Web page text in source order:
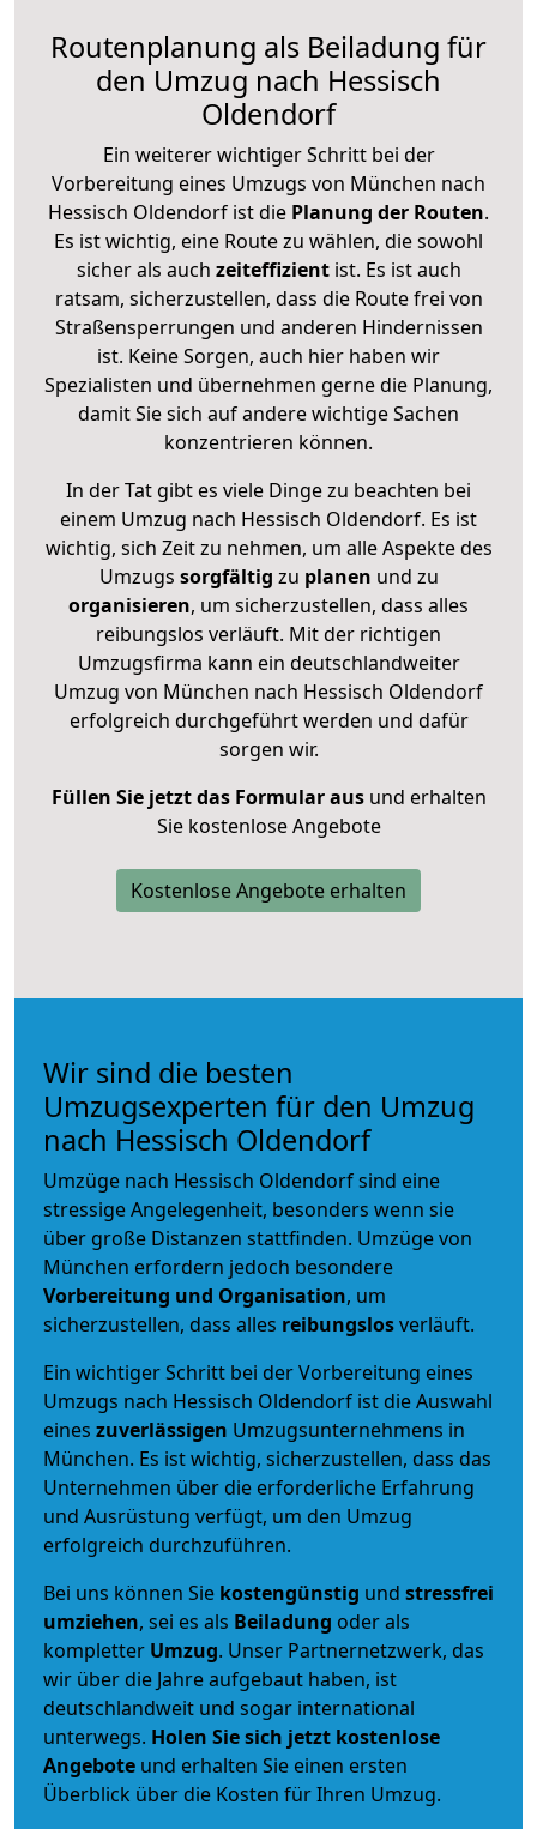
Routenplanung als Beiladung für
den Umzug nach Hessisch
Oldendorf
Ein weiterer wichtiger Schritt bei der
Vorbereitung eines Umzugs von München nach
Hessisch Oldendorf ist die Planung der Routen.
Es ist wichtig, eine Route zu wählen, die sowohl
sicher als auch zeiteffizientist. Es ist auch
ratsam, sicherzustellen, dass die Route frei von
Straßensperrungen und anderen Hindernissen
ist. Keine Sorgen, auch hier haben wir
Spezialisten und übernehmen gerne die Planung,
damit Sie sich auf andere wichtige Sachen
konzentrieren können.
In der Tat gibt es viele Dinge zu beachten bei
einem Umzug nach Hessisch Oldendorf. Es ist
wichtig, sich Zeit zu nehmen, um alle Aspekte des
Umzugs sorgfältig zu planen und zu
organisieren, um sicherzustellen, dass alles
reibungslos verläuft. Mit der richtigen
Umzugsfirma kann ein deutschlandweiter
Umzug von München nach Hessisch Oldendorf
erfolgreich durchgeführt werden und dafür
sorgen wir.
Füllen Sie jetzt das Formular ausund erhalten
Sie kostenlose Angebote
Kostenlose Angebote erhalten
Wir sind die besten
Umzugsexperten für den Umzug
nach Hessisch Oldendorf
Umzüge nach Hessisch Oldendorf sind eine
stressige Angelegenheit, besonders wenn sie
über große Distanzen stattfinden. Umzüge von
München erfordern jedoch besondere
Vorbereitung und Organisation, um
sicherzustellen, dass alles reibungslosverläuft.
Ein wichtiger Schritt bei der Vorbereitung eines
Umzugs nach Hessisch Oldendorf ist die Auswahl
eines zuverlässigen Umzugsunternehmens in
München. Es ist wichtig, sicherzustellen, dass das
Unternehmen über die erforderliche Erfahrung
und Ausrüstung verfügt, um den Umzug
erfolgreich durchzuführen.
Bei uns können Sie kostengünstig und stressfrei
umziehen, sei es als Beiladung oder als
kompletter Umzug. Unser Partnernetzwerk, das
wir über die Jahre aufgebaut haben, ist
deutschlandweit und sogar international
unterwegs. Holen Sie sich jetzt kostenlose
Angebote und erhalten Sie einen ersten
Überblick über die Kosten für Ihren Umzug.